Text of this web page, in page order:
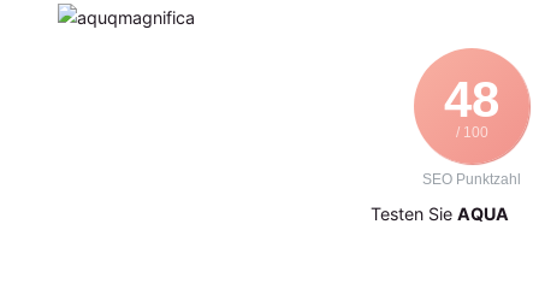
48
/ 100
SEO Punktzahl
Testen Sie AQUA